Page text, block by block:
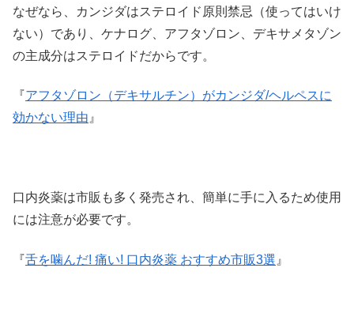
なぜなら、カンジダはステロイド原則禁忌（使ってはいけ
ない）であり、ケナログ、アフタゾロン、デキサメタゾン
の主成分はステロイドだからです。
『アフタゾロン（デキサルチン）がカンジダ/ヘルペスに
効かない理由』
口内炎薬は市販も多く発売され、簡単に手に入るため使用
には注意が必要です。
『舌を噛んだ! 痛い! 口内炎薬 おすすめ市販3選 』